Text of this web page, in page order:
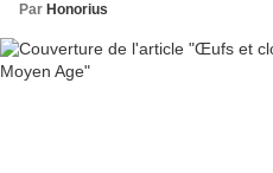
Par Honorius